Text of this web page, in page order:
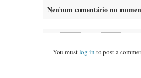
Nenhum comentário no
You mustlog in to post a